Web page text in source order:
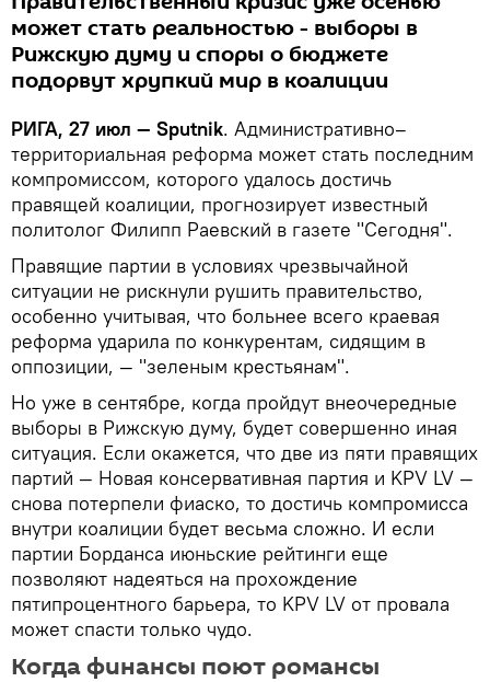
может стать реальностью - выборы в
Рижскую думу и споры о бюджете
подорвут хрупкий мир в коалиции
РИГА, 27 июл — Sputnik. Административно–
территориальная реформа может стать последним
компромиссом, которого удалось достичь
правящей коалиции, прогнозирует известный
политолог Филипп Раевский в газете "Сегодня".
Правящие партии в условиях чрезвычайной
ситуации не рискнули рушить правительство,
особенно учитывая, что больнее всего краевая
реформа ударила по конкурентам, сидящим в
оппозиции, — "зеленым крестьянам".
Но уже в сентябре, когда пройдут внеочередные
выборы в Рижскую думу, будет совершенно иная
ситуация. Если окажется, что две из пяти правящих
партий — Новая консервативная партия и KPV LV —
снова потерпели фиаско, то достичь компромисса
внутри коалиции будет весьма сложно. И если
партии Борданса июньские рейтинги еще
позволяют надеяться на прохождение
пятипроцентного барьера, то KPV LV от провала
может спасти только чудо.
Когда финансы поют романсы